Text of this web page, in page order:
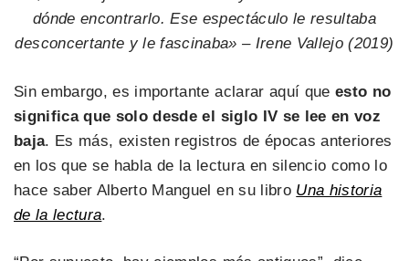
dónde encontrarlo. Ese espectáculo le resultaba
desconcertante y le fascinaba» – Irene Vallejo (2019)
Sin embargo, es importante aclarar aquí que esto no
significa que solo desde el siglo IV se lee en voz
baja. Es más, existen registros de épocas anteriores
en los que se habla de la lectura en silencio como lo
hace saber Alberto Manguel en su libro Una historia
de la lectura.